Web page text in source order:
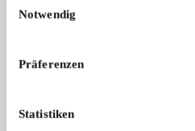
Notwendig
Präferenzen
Statistiken
Diese Anzeige empfehlen